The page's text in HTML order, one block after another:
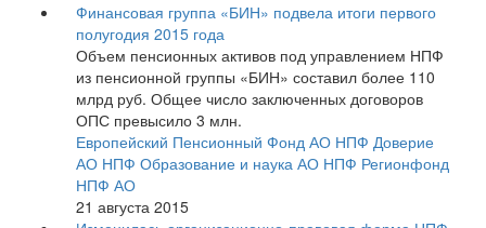
Финансовая группа «БИН» подвела итоги первого
полугодия 2015 года
Объем пенсионных активов под управлением НПФ
из пенсионной группы «БИН» составил более 110
млрд руб. Общее число заключенных договоров
ОПС превысило 3 млн.
Европейский Пенсионный Фонд АО НПФ Доверие
АО НПФ Образование и наука АО НПФ Регионфонд
НПФ АО
21 августа 2015